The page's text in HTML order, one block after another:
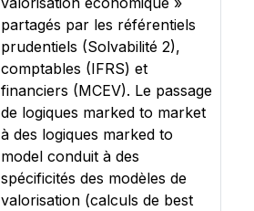
partagés par les référentiels
prudentiels (Solvabilité 2),
comptables (IFRS) et
financiers (MCEV). Le passage
de logiques marked to market
à des logiques marked to
model conduit à des
spécificités des modèles de
valorisation (calculs de best